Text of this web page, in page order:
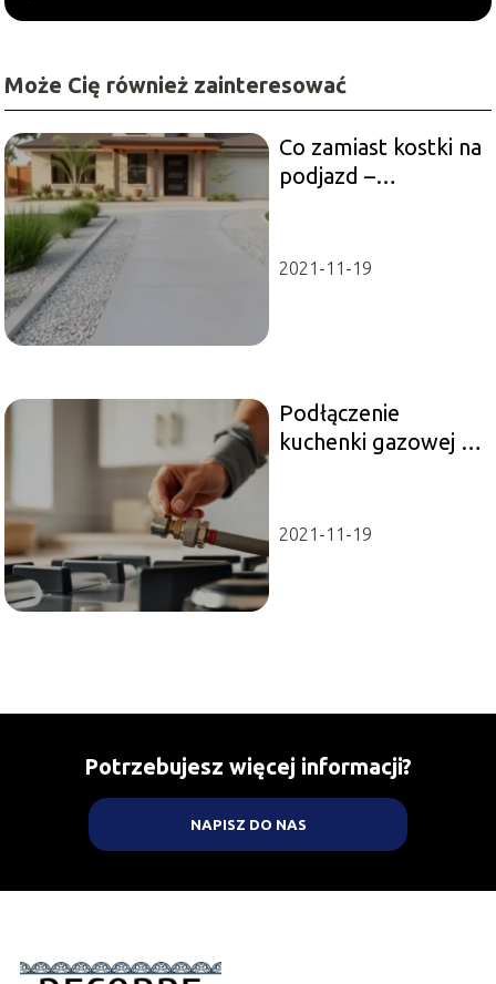
Może Cię również zainteresować
Co zamiast kostki na
podjazd –
rozwiązania
2021-11-19
Podłączenie
kuchenki gazowej –
2021-11-19
Potrzebujesz więcej informacji?
NAPISZ DO NAS